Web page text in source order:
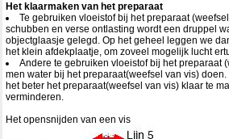
Het klaarmaken van het preparaat
Te gebruiken vloeistof bij het preparaat
schubben en verse ontlasting wordt een druppel
objectglaasje gelegd. Op het geheel leggen we
het klein afdekplaatje, om zoveel mogelijk lucht
Andere te gebruiken vloeistof bij het preparaat
men water bij het preparaat(weefsel van vis)
het beter het preparaat(weefsel van vis) klaar te
verminderen.
Het opensnijden van een vis